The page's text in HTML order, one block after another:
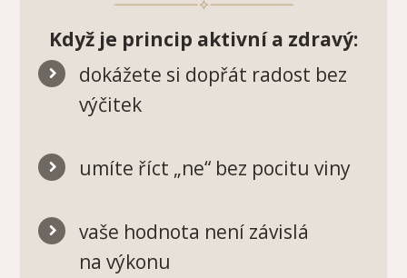
Když je princip aktivní a zdravý:
dokážete si dopřát radost bez
výčitek
umíte říct „ne“ bez pocitu viny
vaše hodnota není závislá
na výkonu